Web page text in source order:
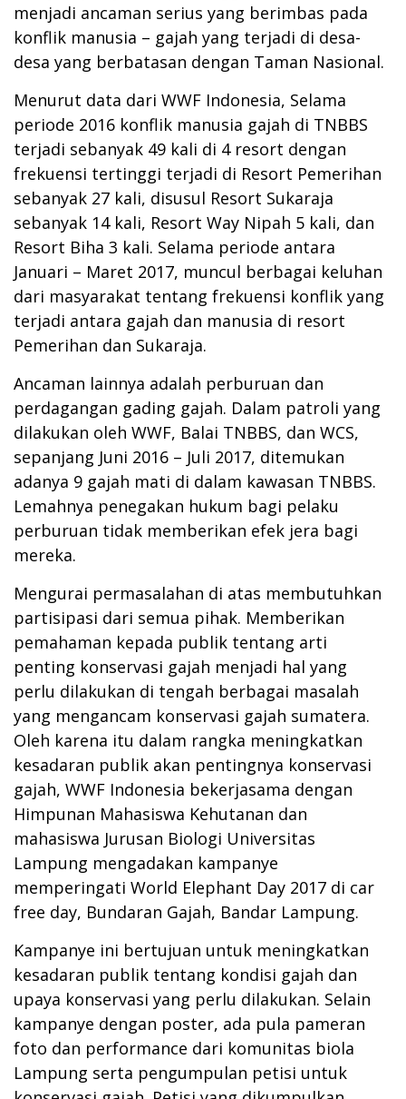
menjadi ancaman serius yang berimbas pada
konflik manusia – gajah yang terjadi di desa-
desa yang berbatasan dengan Taman Nasional.
Menurut data dari WWF Indonesia, Selama
periode 2016 konflik manusia gajah di TNBBS
terjadi sebanyak 49 kali di 4 resort dengan
frekuensi tertinggi terjadi di Resort Pemerihan
sebanyak 27 kali, disusul Resort Sukaraja
sebanyak 14 kali, Resort Way Nipah 5 kali, dan
Resort Biha 3 kali. Selama periode antara
Januari – Maret 2017, muncul berbagai keluhan
dari masyarakat tentang frekuensi konflik yang
terjadi antara gajah dan manusia di resort
Pemerihan dan Sukaraja.
Ancaman lainnya adalah perburuan dan
perdagangan gading gajah. Dalam patroli yang
dilakukan oleh WWF, Balai TNBBS, dan WCS,
sepanjang Juni 2016 – Juli 2017, ditemukan
adanya 9 gajah mati di dalam kawasan TNBBS.
Lemahnya penegakan hukum bagi pelaku
perburuan tidak memberikan efek jera bagi
mereka.
Mengurai permasalahan di atas membutuhkan
partisipasi dari semua pihak. Memberikan
pemahaman kepada publik tentang arti
penting konservasi gajah menjadi hal yang
perlu dilakukan di tengah berbagai masalah
yang mengancam konservasi gajah sumatera.
Oleh karena itu dalam rangka meningkatkan
kesadaran publik akan pentingnya konservasi
gajah, WWF Indonesia bekerjasama dengan
Himpunan Mahasiswa Kehutanan dan
mahasiswa Jurusan Biologi Universitas
Lampung mengadakan kampanye
memperingati World Elephant Day 2017 di car
free day, Bundaran Gajah, Bandar Lampung.
Kampanye ini bertujuan untuk meningkatkan
kesadaran publik tentang kondisi gajah dan
upaya konservasi yang perlu dilakukan. Selain
kampanye dengan poster, ada pula pameran
foto dan performance dari komunitas biola
Lampung serta pengumpulan petisi untuk